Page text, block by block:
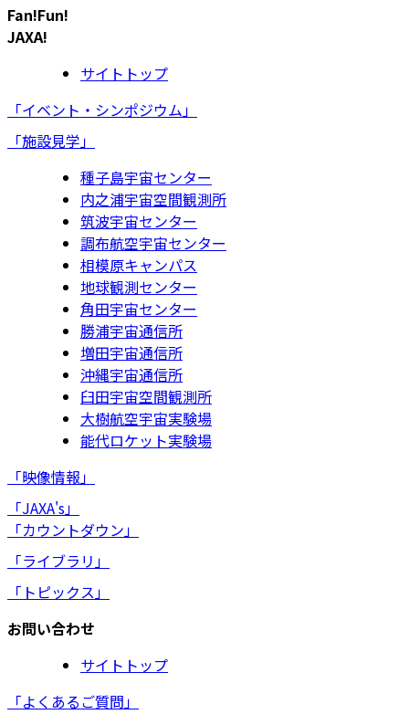
Fan!Fun!
JAXA!
サイトトップ
「イベント・シンポジウム」
「施設見学」
種子島宇宙センター
内之浦宇宙空間観測所
筑波宇宙センター
調布航空宇宙センター
相模原キャンパス
地球観測センター
角田宇宙センター
勝浦宇宙通信所
増田宇宙通信所
沖縄宇宙通信所
臼田宇宙空間観測所
大樹航空宇宙実験場
能代ロケット実験場
「映像情報」
「JAXA's」
「カウントダウン」
「ライブラリ」
「トピックス」
お問い合わせ
サイトトップ
「よくあるご質問」